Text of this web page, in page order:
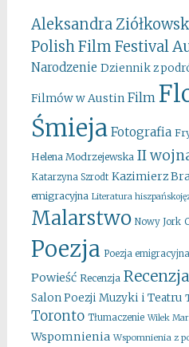
Aleksandra
Polish Film Festival
Narodzenie Dziennik z
Filmów w Austin Film
Śmieja Fotografia
Helena Modrzejewska II
Katarzyna Szrodt Kazimierz
emigracyjna Literatura
Malarstwo Nowy Jork
Poezja Poezja emigracyjna
Powieść Recenzja
Salon Poezji Muzyki i Teatru
Toronto Tłumaczenie Wilek
Wspomnienia Wspomnienia z